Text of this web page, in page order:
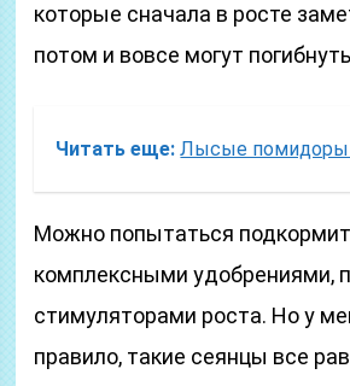
которые сначала в росте
потом и вовсе могут
Читать еще: Лысые помидоры
Можно попытаться
комплексными удобрениями,
стимуляторами роста. Но у
правило, такие сеянцы все